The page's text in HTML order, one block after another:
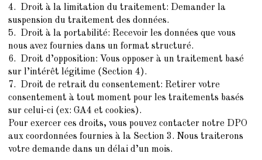
4. Droit à la limitation du traitement: Demander la
suspension du traitement des données.
5. Droit à la portabilité: Recevoir les données que vous
nous avez fournies dans un format structuré.
6. Droit d’opposition: Vous opposer à un traitement basé
sur l’intérêt légitime (Section 4).
7. Droit de retrait du consentement: Retirer votre
consentement à tout moment pour les traitements basés
sur celui-ci (ex: GA4 et cookies).
Pour exercer ces droits, vous pouvez contacter notre DPO
aux coordonnées fournies à la Section 3. Nous traiterons
votre demande dans un délai d’un mois.